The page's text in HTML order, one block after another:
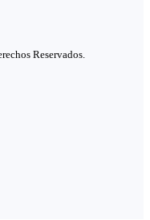
Reservados.